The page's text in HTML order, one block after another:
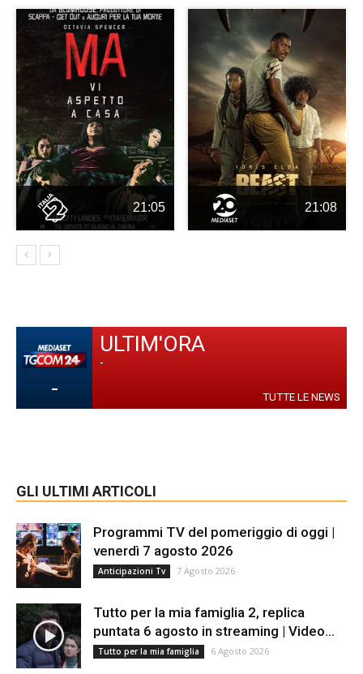
21:05 21:08
-
ULTIM'ORA
-
TUTTE LE NEWS
GLI ULTIMI ARTICOLI
Programmi TV del pomeriggio di oggi |
venerdì 7 agosto 2026
Anticipazioni Tv 7 Agosto 2026
Tutto per la mia famiglia 2, replica
puntata 6 agosto in streaming | Video...
Tutto per la mia famiglia 6 Agosto 2026